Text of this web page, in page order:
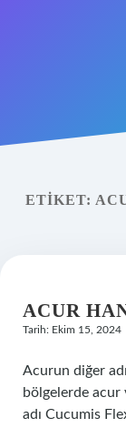
Yasal Uyarı
ETIKET:
ACUR
Tarih: Ekim 15, 2024
Acurun diğer
bölgelerde acur
adı Cucumis